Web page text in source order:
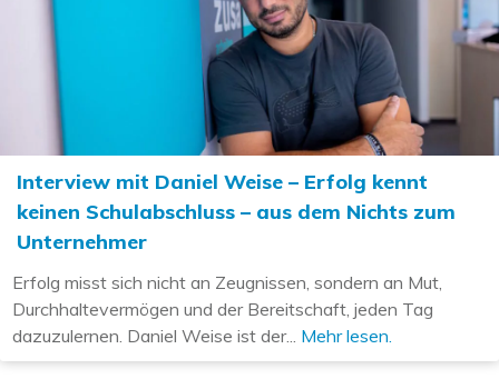
Interview mit Daniel Weise – Erfolg kennt
keinen Schulabschluss – aus dem Nichts zum
Unternehmer
Erfolg misst sich nicht an Zeugnissen, sondern an Mut,
Durchhaltevermögen und der Bereitschaft, jeden Tag
dazuzulernen. Daniel Weise ist der... Mehr lesen.